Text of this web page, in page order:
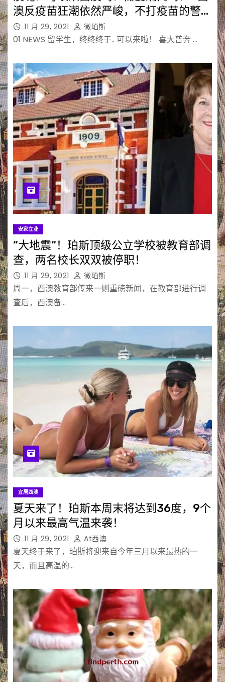
澳反疫苗狂潮依然严峻，不打疫苗的警察
将被停职..
11 月 29, 2021 微珀斯
01 NEWS 留学生，终终终于.. 可以来啦！ 喜大普奔 …
安家立业
“大地震“！珀斯顶级公立学校被教育部调
查，两名校长双双被停职！
11 月 29, 2021 微珀斯
周一，西澳教育部传来一则重磅新闻，在教育部进行调
查后，西澳备…
宜居西澳
夏天来了！珀斯本周末将达到36度，9个
月以来最高气温来袭！
11 月 29, 2021 At西澳
夏天终于来了，珀斯将迎来自今年三月以来最热的一
天，而且高温的…